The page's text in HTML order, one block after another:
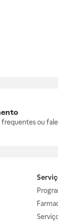
frequentes ou